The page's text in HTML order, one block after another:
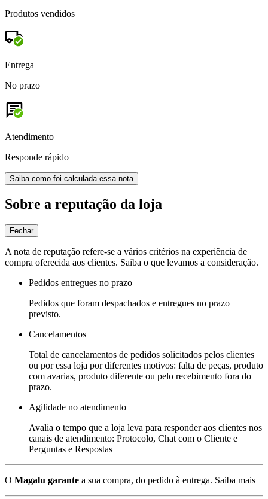
Produtos vendidos
Entrega
No prazo
Atendimento
Responde rápido
Saiba como foi calculada essa nota
Sobre a reputação da loja
Fechar
A nota de reputação refere-se a vários critérios na experiência de
compra oferecida aos clientes. Saiba o que levamos a consideração.
Pedidos entregues no prazo
Pedidos que foram despachados e entregues no prazo
previsto.
Cancelamentos
Total de cancelamentos de pedidos solicitados pelos clientes
ou por essa loja por diferentes motivos: falta de peças, produto
com avarias, produto diferente ou pelo recebimento fora do
prazo.
Agilidade no atendimento
Avalia o tempo que a loja leva para responder aos clientes nos
canais de atendimento: Protocolo, Chat com o Cliente e
Perguntas e Respostas
O Magalu garante a sua compra, do pedido à entrega. Saiba mais